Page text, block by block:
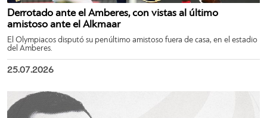
Derrotado ante el Amberes, con vistas al último
amistoso ante el Alkmaar
El Olympiacos disputó su penúltimo amistoso fuera de casa, en el estadio
del Amberes.
25.07.2026